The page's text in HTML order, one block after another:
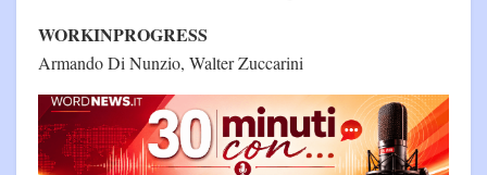
WORKINPROGRESS
Armando Di Nunzio, Walter Zuccarini